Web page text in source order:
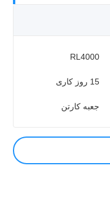
RL4000
15 روز کاری
جعبه کارتن